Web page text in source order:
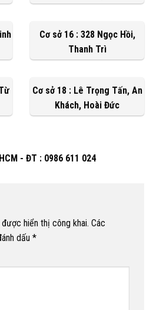
Cơ sở 16 : 328 Ngọc Hồi,
Thanh Trì
Cơ sở 18 : Lê Trọng Tấn, An
Khách, Hoài Đức
- ĐT : 0986 611 024
hiển thị công khai. Các
dấu *